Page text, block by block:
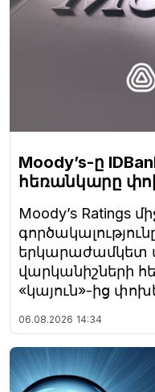
Moody’s-ը
հեռանկարը
Moody’s Ratings
երկարաժամկետ
վարկանիշների
«կայուն»-ից
06.08.2026 14:34